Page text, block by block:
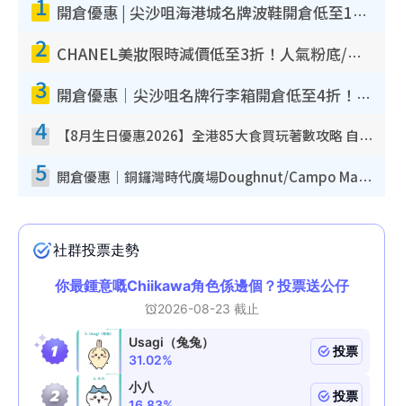
開倉優惠 | 尖沙咀海港城名牌波鞋開倉低至1折！On鞋$899起／Joy&Peace鞋履$98起
2 CHANEL美妝限時減價低至3折！人氣粉底/唇膏/精華液低至$275！COCO香水都有平
3 開倉優惠｜尖沙咀名牌行李箱開倉低至4折！一連5日 American Tourister/ace./Hallmark $200起！
4 【8月生日優惠2026】全港85大食買玩著數攻略 自助餐/火鍋放題同行免費＋誠品/DONKI送現金券
5 開倉優惠｜銅鑼灣時代廣場Doughnut/Campo Marzio開倉低至1折！背囊、書包、手袋劈價$200起